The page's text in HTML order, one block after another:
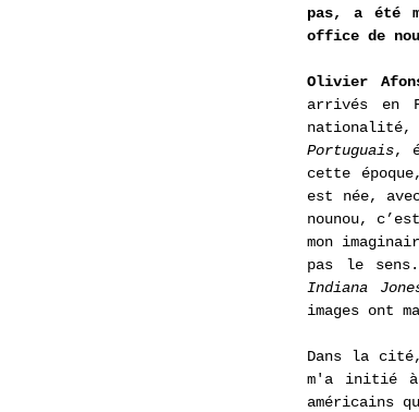
pas, a été
office de
Olivier
arrivés en
Portuguais,
cette
est née,
nounou,
mon
pas le
Indiana
images ont
Dans la
m'a initié à
américains